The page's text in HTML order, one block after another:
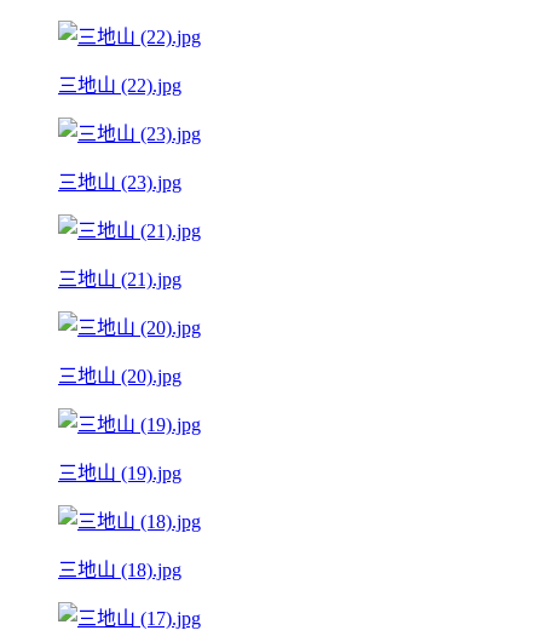
三地山 (22).jpg
三地山 (23).jpg
三地山 (21).jpg
三地山 (20).jpg
三地山 (19).jpg
三地山 (18).jpg